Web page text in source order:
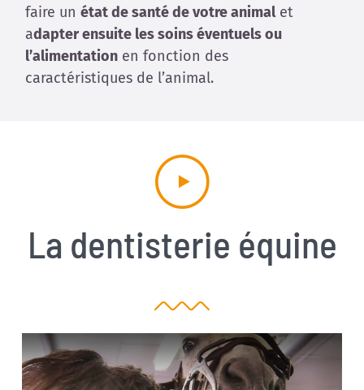
faire unétat de santé de votre animalet
adapter ensuite les soins éventuels ou
l’alimentation en fonction des
caractéristiques de l’animal.
La dentisterie équine